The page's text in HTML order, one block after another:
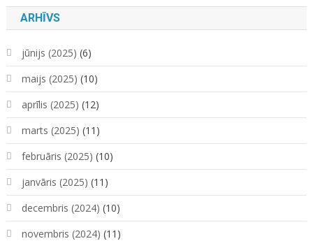
ARHĪVS
jūnijs (2025) (6)
maijs (2025) (10)
aprīlis (2025) (12)
marts (2025) (11)
februāris (2025) (10)
janvāris (2025) (11)
decembris (2024) (10)
novembris (2024) (11)